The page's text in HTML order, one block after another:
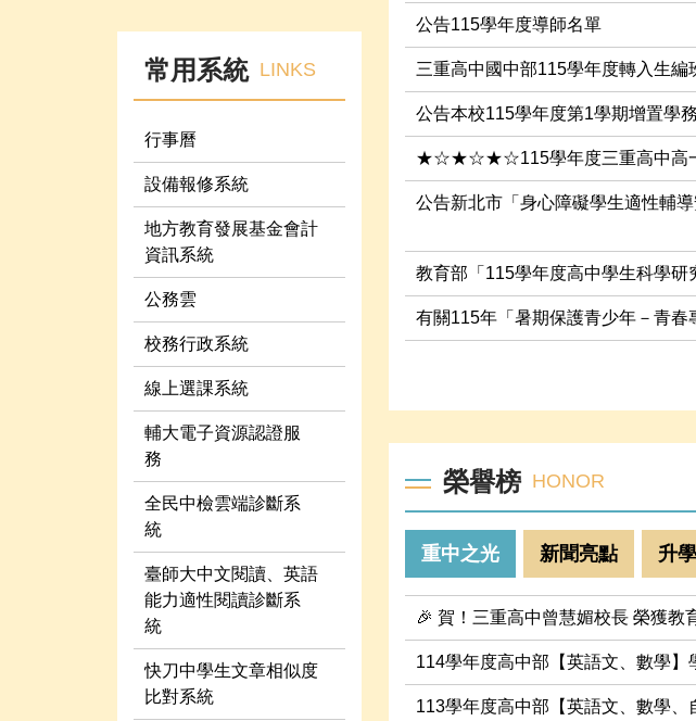
常用系統 LINKS
行事曆
設備報修系統
地方教育發展基金會計
資訊系統
公務雲
校務行政系統
線上選課系統
輔大電子資源認證服
務
全民中檢雲端診斷系
統
臺師大中文閱讀、英語
能力適性閱讀診斷系
統
快刀中學生文章相似度
比對系統
公告115學年度導師名單
三重高中國中部115學年度轉入生編
公告本校115學年度第1學期增置學
★☆★☆★☆115學年度三重高中
公告新北市「身心障礙學生適性輔
教育部「115學年度高中學生科學
有關115年「暑期保護青少年－青春
榮譽榜 HONOR
重中之光 新聞亮點 升
🎉 賀！三重高中曾慧媚校長 榮獲教
114學年度高中部【英語文、數學】
113學年度高中部【英語文、數學